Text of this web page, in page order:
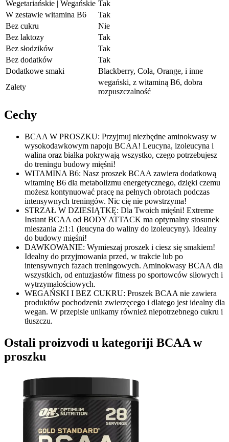
Wegetariańskie | Wegańskie Tak
W zestawie witamina B6
Tak
Bez cukru
Nie
Bez laktozy
Tak
Bez słodzików
Tak
Bez dodatków
Tak
Dodatkowe smaki
Blackberry, Cola, Orange, i inne
Zalety
wegański, z witaminą B6, dobra
rozpuszczalność
Cechy
BCAA W PROSZKU: Przyjmuj niezbędne aminokwasy w
wysokodawkowym napoju BCAA! Leucyna, izoleucyna i
walina oraz białka pokrywają wszystko, czego potrzebujesz
do treningu budowy mięśni!
WITAMINA B6: Nasz proszek BCAA zawiera dodatkową
witaminę B6 dla metabolizmu energetycznego, dzięki czemu
możesz kontynuować pracę na pełnych obrotach podczas
intensywnych treningów. Nic cię nie powstrzyma!
STRZAŁ W DZIESIĄTKĘ: Dla Twoich mięśni! Extreme
Instant BCAA od BODY ATTACK ma optymalny stosunek
mieszania 2:1:1 (leucyna do waliny do izoleucyny). Idealny
do budowy mięśni!
DAWKOWANIE: Wymieszaj proszek i ciesz się smakiem!
Idealny do przyjmowania przed, w trakcie lub po
intensywnych fazach treningowych. Aminokwasy BCAA dla
wszystkich, od entuzjastów fitness po sportowców siłowych i
wytrzymałościowych.
WEGAŃSKI I BEZ CUKRU: Proszek BCAA nie zawiera
produktów pochodzenia zwierzęcego i dlatego jest idealny dla
wegan. W przepisie unikamy również niepotrzebnego cukru i
tłuszczu.
Ostali proizvodi u kategoriji BCAA w
proszku